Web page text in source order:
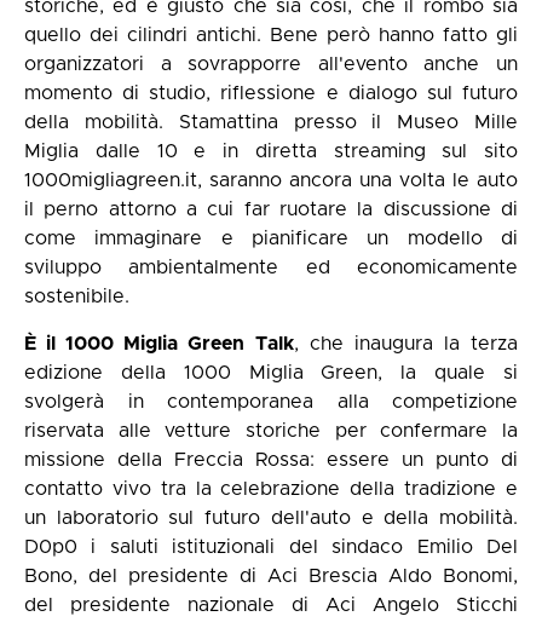
storiche, ed è giusto che sia così, che il rombo sia
quello dei cilindri antichi. Bene però hanno fatto gli
organizzatori a sovrapporre all'evento anche un
momento di studio, riflessione e dialogo sul futuro
della mobilità. Stamattina presso il Museo Mille
Miglia dalle 10 e in diretta streaming sul sito
1000migliagreen.it, saranno ancora una volta le auto
il perno attorno a cui far ruotare la discussione di
come immaginare e pianificare un modello di
sviluppo ambientalmente ed economicamente
sostenibile.
È il 1000 Miglia Green Talk, che inaugura la terza
edizione della 1000 Miglia Green, la quale si
svolgerà in contemporanea alla competizione
riservata alle vetture storiche per confermare la
missione della Freccia Rossa: essere un punto di
contatto vivo tra la celebrazione della tradizione e
un laboratorio sul futuro dell'auto e della mobilità.
D0p0 i saluti istituzionali del sindaco Emilio Del
Bono, del presidente di Aci Brescia Aldo Bonomi,
del presidente nazionale di Aci Angelo Sticchi